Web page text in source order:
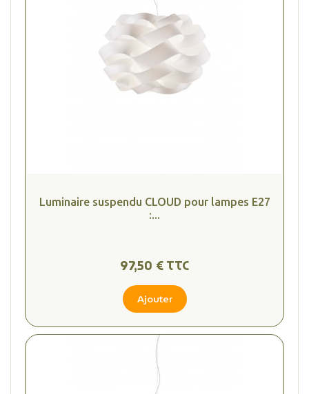
Luminaire suspendu CLOUD pour lampes E27
:...
97,50 € TTC
Ajouter